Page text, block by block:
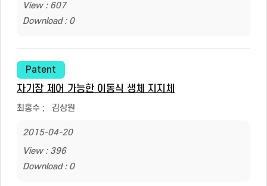
View : 607
Download : 0
Patent
자기장 제어 가능한 이동식 생체 지지체
최홍수 ; 김상원
2015-04-20
View : 396
Download : 0